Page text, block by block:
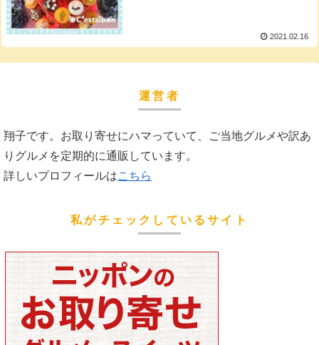
2021.02.16
運営者
翔子です。お取り寄せにハマっていて、ご当地グルメや訳あ
りグルメを定期的に通販しています。
詳しいプロフィールはこちら
私がチェックしているサイト